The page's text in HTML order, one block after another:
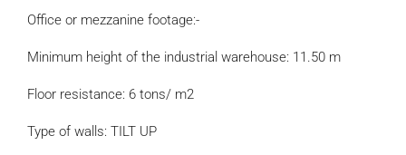
Office or mezzanine footage:-
Minimum height of the industrial warehouse: 11.50 m
Floor resistance: 6 tons/ m2
Type of walls: TILT UP